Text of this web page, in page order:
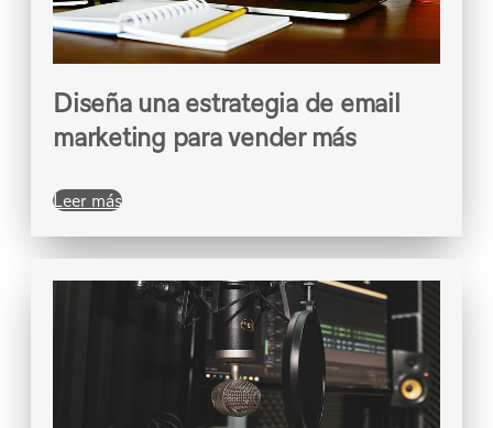
Diseña una estrategia de email
marketing para vender más
Leer más